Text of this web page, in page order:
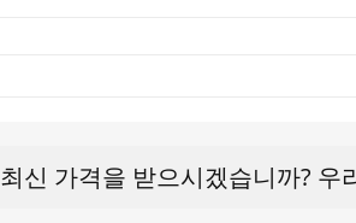
최신 가격을 받으시겠습니까? 우